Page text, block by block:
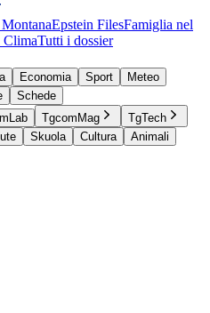
Epstein FilesFamiglia nel
ClimaTutti i dossier
Economia Sport
Meteo
Schede
TgcomMag
TgTech
Skuola Cultura
Animali